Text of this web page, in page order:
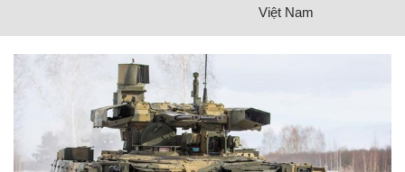
Việt Nam